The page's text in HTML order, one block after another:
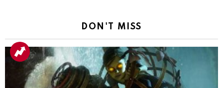
DON'T MISS